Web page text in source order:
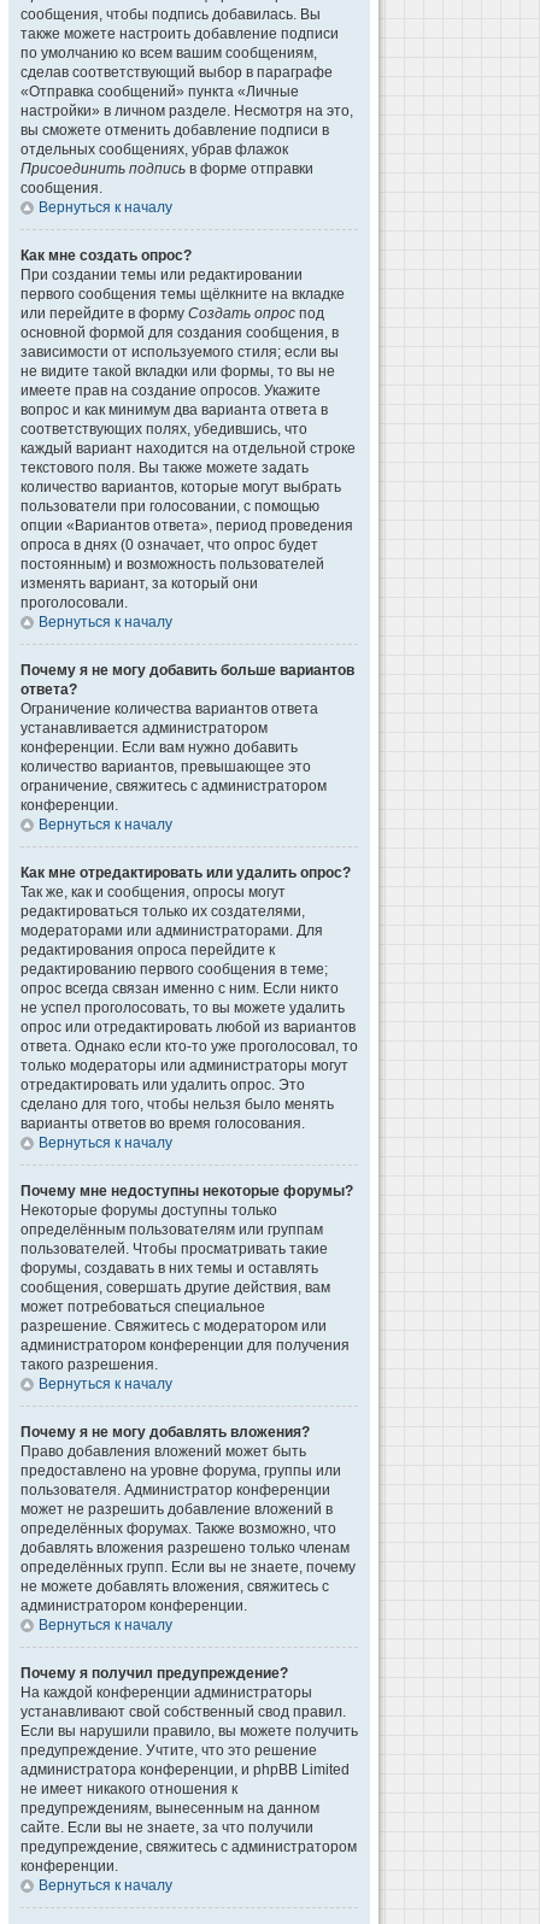
сообщения, чтобы подпись добавилась. Вы
также можете настроить добавление подписи
по умолчанию ко всем вашим сообщениям,
сделав соответствующий выбор в параграфе
«Отправка сообщений» пункта «Личные
настройки» в личном разделе. Несмотря на это,
вы сможете отменить добавление подписи в
отдельных сообщениях, убрав флажок
Присоединить подпись в форме отправки
сообщения.
Вернуться к началу
Как мне создать опрос?
При создании темы или редактировании
первого сообщения темы щёлкните на вкладке
или перейдите в форму Создать опрос под
основной формой для создания сообщения, в
зависимости от используемого стиля; если вы
не видите такой вкладки или формы, то вы не
имеете прав на создание опросов. Укажите
вопрос и как минимум два варианта ответа в
соответствующих полях, убедившись, что
каждый вариант находится на отдельной строке
текстового поля. Вы также можете задать
количество вариантов, которые могут выбрать
пользователи при голосовании, с помощью
опции «Вариантов ответа», период проведения
опроса в днях (0 означает, что опрос будет
постоянным) и возможность пользователей
изменять вариант, за который они
проголосовали.
Вернуться к началу
Почему я не могу добавить больше вариантов
ответа?
Ограничение количества вариантов ответа
устанавливается администратором
конференции. Если вам нужно добавить
количество вариантов, превышающее это
ограничение, свяжитесь с администратором
конференции.
Вернуться к началу
Как мне отредактировать или удалить опрос?
Так же, как и сообщения, опросы могут
редактироваться только их создателями,
модераторами или администраторами. Для
редактирования опроса перейдите к
редактированию первого сообщения в теме;
опрос всегда связан именно с ним. Если никто
не успел проголосовать, то вы можете удалить
опрос или отредактировать любой из вариантов
ответа. Однако если кто-то уже проголосовал, то
только модераторы или администраторы могут
отредактировать или удалить опрос. Это
сделано для того, чтобы нельзя было менять
варианты ответов во время голосования.
Вернуться к началу
Почему мне недоступны некоторые форумы?
Некоторые форумы доступны только
определённым пользователям или группам
пользователей. Чтобы просматривать такие
форумы, создавать в них темы и оставлять
сообщения, совершать другие действия, вам
может потребоваться специальное
разрешение. Свяжитесь с модератором или
администратором конференции для получения
такого разрешения.
Вернуться к началу
Почему я не могу добавлять вложения?
Право добавления вложений может быть
предоставлено на уровне форума, группы или
пользователя. Администратор конференции
может не разрешить добавление вложений в
определённых форумах. Также возможно, что
добавлять вложения разрешено только членам
определённых групп. Если вы не знаете, почему
не можете добавлять вложения, свяжитесь с
администратором конференции.
Вернуться к началу
Почему я получил предупреждение?
На каждой конференции администраторы
устанавливают свой собственный свод правил.
Если вы нарушили правило, вы можете получить
предупреждение. Учтите, что это решение
администратора конференции, и phpBB Limited
не имеет никакого отношения к
предупреждениям, вынесенным на данном
сайте. Если вы не знаете, за что получили
предупреждение, свяжитесь с администратором
конференции.
Вернуться к началу